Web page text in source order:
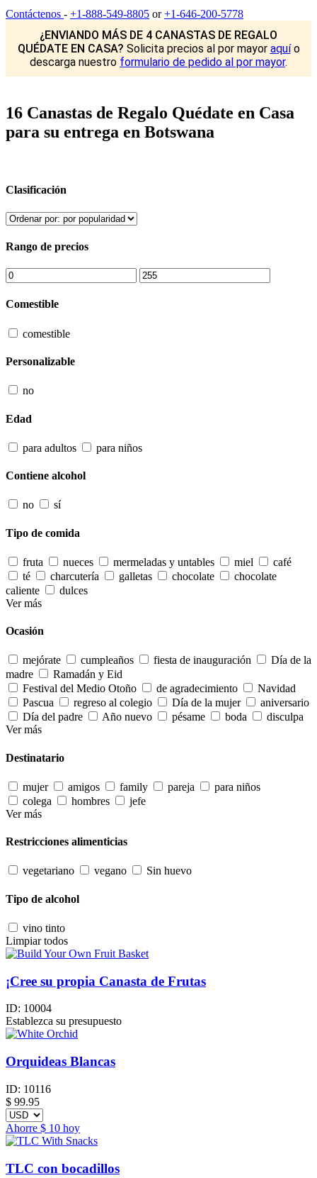
Contáctenos - +1-888-549-8805 or+1-646-200-5778
¿ENVIANDO MÁS DE 4 CANASTAS DE REGALO
QUÉDATE EN CASA? Solicita precios al por mayor aquío
descarga nuestro formulario de pedido al por mayor.
16 Canastas de Regalo Quédate en Casa
para su entrega en Botswana
Clasificación
Rango de precios
Comestible
comestible
Personalizable
no
Edad
para adultos para niños
Contiene alcohol
no sí
Tipo de comida
fruta nueces mermeladas y untables miel
café
té
charcutería galletas chocolate
chocolate
caliente
dulces
Ver más
Ocasión
mejórate cumpleaños fiesta de inauguración
Día de la
madre
Ramadán y Eid
Festival del Medio Otoño
de agradecimiento
Navidad
Pascua
regreso al colegio Día de la mujer
aniversario
Día del padre
Año nuevo pésame boda
disculpa
Ver más
Destinatario
mujer amigos family pareja
para niños
colega
hombres
jefe
Ver más
Restricciones alimenticias
vegetariano vegano Sin huevo
Tipo de alcohol
vino tinto
Limpiar todos
¡Cree su propia Canasta de Frutas
ID: 10004
Establezca su presupuesto
Orquideas Blancas
ID: 10116
$ 99.95
Ahorre $ 10 hoy
TLC con bocadillos